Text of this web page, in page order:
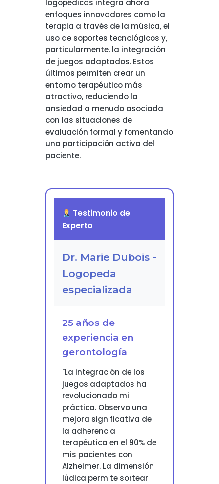
logopédicas integra ahora
enfoques innovadores como la
terapia a través de la música, el
uso de soportes tecnológicos y,
particularmente, la integración
de juegos adaptados. Estos
últimos permiten crear un
entorno terapéutico más
atractivo, reduciendo la
ansiedad a menudo asociada
con las situaciones de
evaluación formal y fomentando
una participación activa del
paciente.
Testimonio de
Experto
Dr. Marie Dubois -
Logopeda
especializada
25 años de
experiencia en
gerontología
"La integración de los
juegos adaptados ha
revolucionado mi
práctica. Observo una
mejora significativa de
la adherencia
terapéutica en el 90% de
mis pacientes con
Alzheimer. La dimensión
lúdica permite sortear